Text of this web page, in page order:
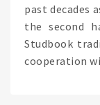
past decades
the second
Studbook
cooperation